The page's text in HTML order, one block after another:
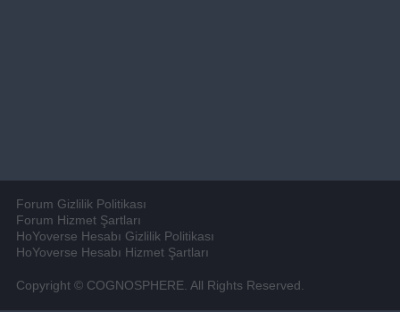
Forum Gizlilik Politikası
Forum Hizmet Şartları
HoYoverse Hesabı Gizlilik Politikası
HoYoverse Hesabı Hizmet Şartları
Copyright © COGNOSPHERE. All Rights Reserved.